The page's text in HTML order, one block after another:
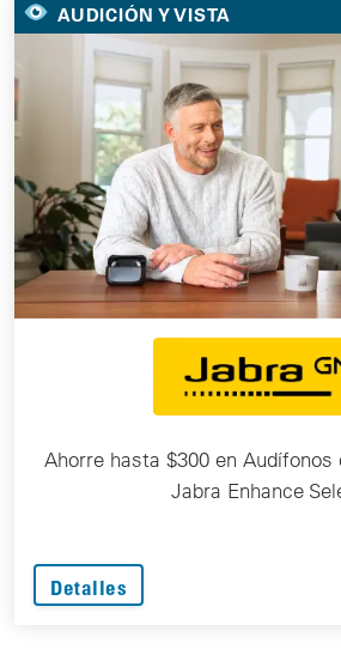
AUDICIÓN Y VISTA
Ahorre hasta $300 en Audífonos
Jabra Enhance
Detalles